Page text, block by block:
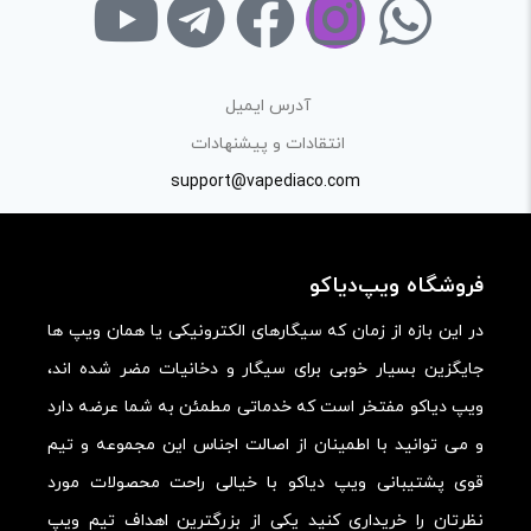
«پرسش و پاسخ» مطرح کنید.
امکانات و قابلیت ها:
آدرس ایمیل
انتقادات و پیشنهادات
support@vapediaco.com
فروشگاه ویپ‌دیاکو
در این بازه از زمان که سیگارهای الکترونیکی یا همان ویپ ها
جایگزین بسیار خوبی برای سیگار و دخانیات مضر شده اند،
ویپ دیاکو مفتخر است که خدماتی مطمئن به شما عرضه دارد
و می توانید با اطمینان از اصالت اجناس این مجموعه و تیم
قوی پشتیبانی ویپ دیاکو با خیالی راحت محصولات مورد
نظرتان را خریداری کنید یکی از بزرگترین اهداف تیم ویپ